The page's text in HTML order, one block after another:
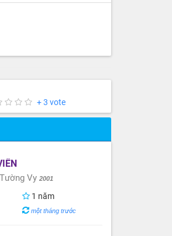
+ 3 vote
Vy2001
1 năm
một tháng trước